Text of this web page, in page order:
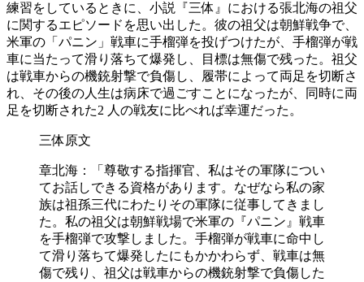
練習をしているときに、小説『三体』における張北海の祖父
に関するエピソードを思い出した。彼の祖父は朝鮮戦争で、
米軍の「パニン」戦車に手榴弾を投げつけたが、手榴弾が戦
車に当たって滑り落ちて爆発し、目標は無傷で残った。祖父
は戦車からの機銃射撃で負傷し、履帯によって両足を切断さ
れ、その後の人生は病床で過ごすことになったが、同時に両
足を切断された2 人の戦友に比べれば幸運だった。
三体原文
章北海：「尊敬する指揮官、私はその軍隊につい
てお話しできる資格があります。なぜなら私の家
族は祖孫三代にわたりその軍隊に従事してきまし
た。私の祖父は朝鮮戦場で米軍の『パニン』戦車
を手榴弾で攻撃しました。手榴弾が戦車に命中し
て滑り落ちて爆発したにもかかわらず、戦車は無
傷で残り、祖父は戦車からの機銃射撃で負傷した